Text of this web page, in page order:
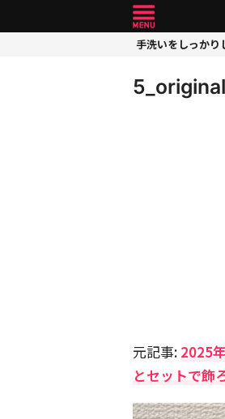
手洗いをしっか
5_original
元記事: 2025
とセットで飾